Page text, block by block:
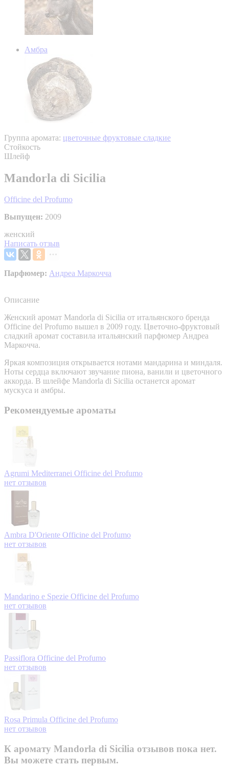
Амбра
Группа аромата: цветочные фруктовые сладкие
Стойкость
Шлейф
Mandorla di Sicilia
Officine del Profumo
Выпущен: 2009
женский
Написать отзыв
Парфюмер: Андреа Маркочча
Описание
Женский аромат Mandorla di Sicilia от итальянского бренда
Officine del Profumo вышел в 2009 году. Цветочно-фруктовый
сладкий аромат составила итальянский парфюмер Андреа
Маркочча.
Яркая композиция открывается нотами мандарина и миндаля.
Ноты сердца включают звучание пиона, ванили и цветочного
аккорда. В шлейфе Mandorla di Sicilia останется аромат
мускуса и амбры.
Рекомендуемые ароматы
Agrumi Mediterranei Officine del Profumo
нет отзывов
Ambra D'Oriente Officine del Profumo
нет отзывов
Mandarino e Spezie Officine del Profumo
нет отзывов
Passiflora Officine del Profumo
нет отзывов
Rosa Primula Officine del Profumo
нет отзывов
К аромату Mandorla di Sicilia отзывов пока нет.
Вы можете стать первым.